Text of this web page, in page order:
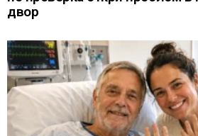
двор